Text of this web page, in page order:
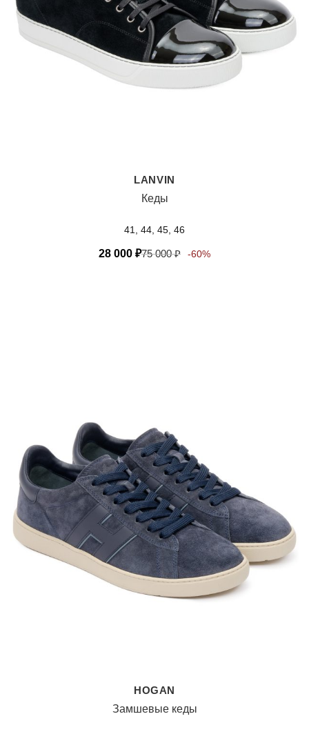
LANVIN
Кеды
41, 44, 45, 46
28 000 ₽75 000₽ -60%
HOGAN
Замшевые кеды